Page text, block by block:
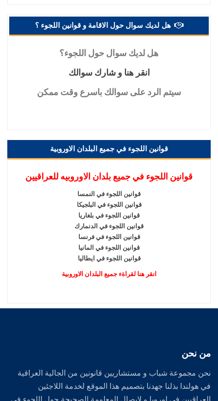
هل لديك سوال حول الاقامة و قوانين اللجوء ؟
هل لديك سوال حول اللجوء؟
انقر هنا و شارك سوالك
سيتم الرد على سوالك باسرع وقت ممكن
قوانين اللجوء في جميع البلدان الاوروبية
قوانين اللجوء في جميع بلدان الاوروبيه للعراقيين
قوانين اللجوء في النمسا
قوانين اللجوء في البلجيكا
قوانين اللجوء في بلغاريا
قوانين اللجوء في الدنمارك
قوانين اللجوء في فرنسا
قوانين اللجوء في المانيا
قوانين اللجوء في ايطاليا
انقر هنا لقراةء جميع البلدان الاوروبية
من نحن
نحن مجموعة شباب و مستشاريين قانونين من الجالية العراقية
في هولندا بذلنا جهدنا بتصميم هذا الموقع لخدمة اللاجئين
العراقيين في اوروبا و لايصال المعلومة الصحيحة حول اللجوء في